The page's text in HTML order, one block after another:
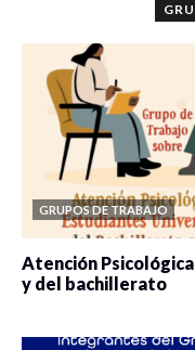
GRUPOS DE TRABAJO
Atención
y del bachillerato